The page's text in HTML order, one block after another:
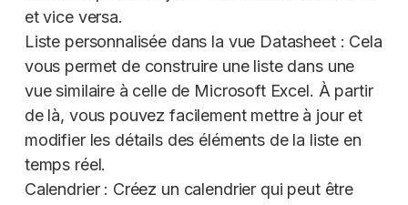
et vice versa.
Liste personnalisée dans la vue Datasheet : Cela
vous permet de construire une liste dans une
vue similaire à celle de Microsoft Excel. À partir
de là, vous pouvez facilement mettre à jour et
modifier les détails des éléments de la liste en
temps réel.
Calendrier : Créez un calendrier qui peut être